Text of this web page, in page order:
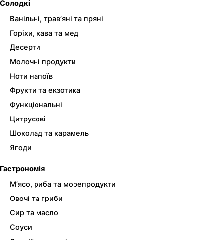
Солодкі
Ванільні, трав’яні та пряні
Горіхи, кава та мед
Десерти
Молочні продукти
Ноти напоїв
Фрукти та екзотика
Функціональні
Цитрусові
Шоколад та карамель
Ягоди
Гастрономія
М’ясо, риба та морепродукти
Овочі та гриби
Сир та масло
Соуси